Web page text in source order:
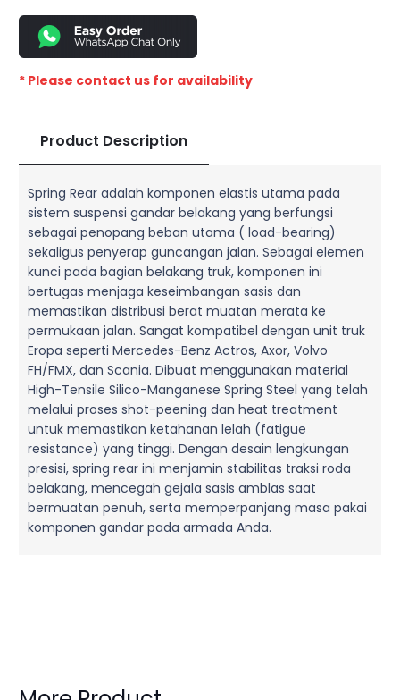
* Please contact us for availability
Product Description
Spring Rear adalah komponen elastis utama pada
sistem suspensi gandar belakang yang berfungsi
sebagai penopang beban utama ( load-bearing)
sekaligus penyerap guncangan jalan. Sebagai elemen
kunci pada bagian belakang truk, komponen ini
bertugas menjaga keseimbangan sasis dan
memastikan distribusi berat muatan merata ke
permukaan jalan. Sangat kompatibel dengan unit truk
Eropa seperti Mercedes-Benz Actros, Axor, Volvo
FH/FMX, dan Scania. Dibuat menggunakan material
High-Tensile Silico-Manganese Spring Steel yang telah
melalui proses shot-peening dan heat treatment
untuk memastikan ketahanan lelah (fatigue
resistance) yang tinggi. Dengan desain lengkungan
presisi, spring rear ini menjamin stabilitas traksi roda
belakang, mencegah gejala sasis amblas saat
bermuatan penuh, serta memperpanjang masa pakai
komponen gandar pada armada Anda.